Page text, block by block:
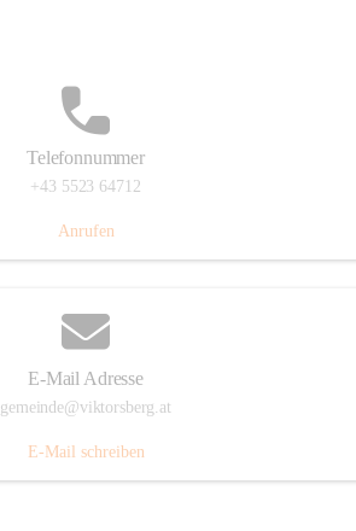
Telefonnummer
+43 5523 64712
Anrufen
E-Mail Adresse
gemeinde@viktorsberg.at
E-Mail schreiben